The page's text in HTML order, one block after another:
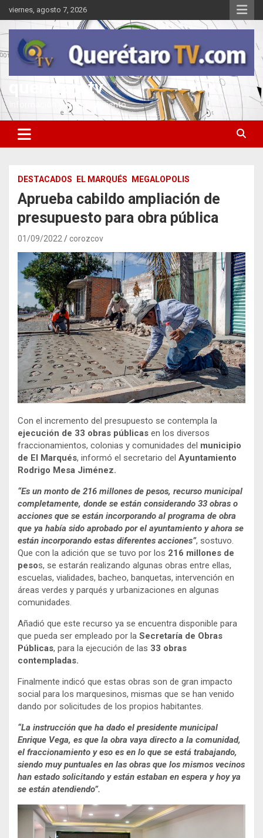
Saltar
al
contenido
viernes, agosto 7, 2026
queretarotv
Información y entretenimiento
DESTACADOS EL MARQUÉS MEGALOPOLIS
Aprueba cabildo ampliación de
presupuesto para obra pública
01/09/2022 corozcov
Con el incremento del presupuesto se contempla la
ejecución de 33 obras públicas en los diversos
fraccionamientos, colonias y comunidades del municipio
de El Marqués, informó el secretario del Ayuntamiento
Rodrigo Mesa Jiménez.
“Es un monto de 216 millones de pesos, recurso municipal
completamente, donde se están considerando 33 obras o
acciones que se están incorporando al programa de obra
que ya había sido aprobado por el ayuntamiento y ahora se
están incorporando estas diferentes acciones”, sostuvo.
Que con la adición que se tuvo por los 216 millones de
pesos, se estarán realizando algunas obras entre ellas,
escuelas, vialidades, bacheo, banquetas, intervención en
áreas verdes y parqués y urbanizaciones en algunas
comunidades.
Añadió que este recurso ya se encuentra disponible para
que pueda ser empleado por la Secretaría de Obras
Públicas, para la ejecución de las 33 obras
contempladas.
Finalmente indicó que estas obras son de gran impacto
social para los marquesinos, mismas que se han venido
dando por solicitudes de los propios habitantes.
“La instrucción que ha dado el presidente municipal
Enrique Vega, es que la obra vaya directo a la comunidad,
el fraccionamiento y eso es en lo que se está trabajando,
siendo muy puntuales en las obras que los mismos vecinos
han estado solicitando y están estaban en espera y hoy ya
se están atendiendo”.